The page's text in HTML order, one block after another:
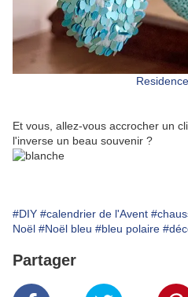
Et vous, allez-vous accrocher un
l'inverse un beau souvenir ?
#DIY #calendrier de l'Avent
Noël #Noël bleu #bleu polaire
Partager